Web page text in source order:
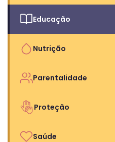
Educação
Nutrição
Parentalidade
Proteção
Saúde